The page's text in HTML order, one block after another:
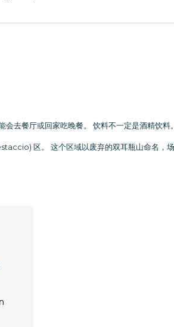
会去餐厅或回家吃晚餐。 饮料不一定是酒精饮
区。 这个区域以废弃的双耳瓶山命名，